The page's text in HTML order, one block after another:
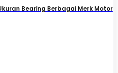
Bearing Berbagai Merk Motor